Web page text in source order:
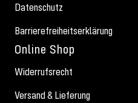
Datenschutz
Barrierefreiheitserklärung
Online Shop
Widerrufsrecht
Versand & Lieferung